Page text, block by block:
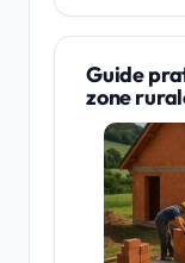
Guide
zone